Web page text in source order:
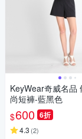
KeyWear奇威名品 條紋修身時
尚短褲-藍黑色
$600 6折
4.3 (2)